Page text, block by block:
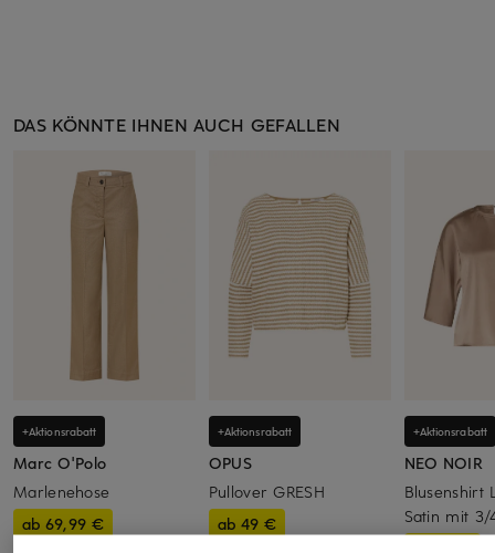
DAS KÖNNTE IHNEN AUCH GEFALLEN
+Aktionsrabatt
Marc O'Polo
Marlenehose
ab 69,99 €
+Aktionsrabatt
OPUS
Pullover GRESH
ab 49 €
+Aktionsrabatt
NEO NOIR
Blusenshirt
Satin mit